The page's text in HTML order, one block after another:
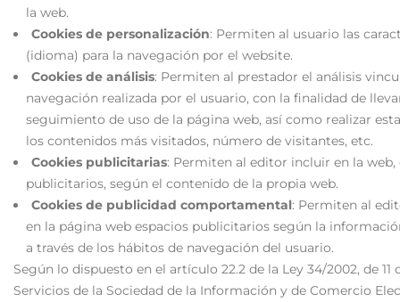
la web.
Cookies de personalización: Permiten al usuario las
(idioma) para la navegación por el website.
Cookies de análisis: Permiten al prestador el análisis
navegación realizada por el usuario, con la finalidad de
seguimiento de uso de la página web, así como realizar
los contenidos más visitados, número de visitantes, etc.
Cookies publicitarias: Permiten al editor incluir en la web,
publicitarios, según el contenido de la propia web.
Cookies de publicidad comportamental: Permiten al
en la página web espacios publicitarios según la
a través de los hábitos de navegación del usuario.
Según lo dispuesto en el artículo 22.2 de la Ley 34/2002, de 11
Servicios de la Sociedad de la Información y de Comercio